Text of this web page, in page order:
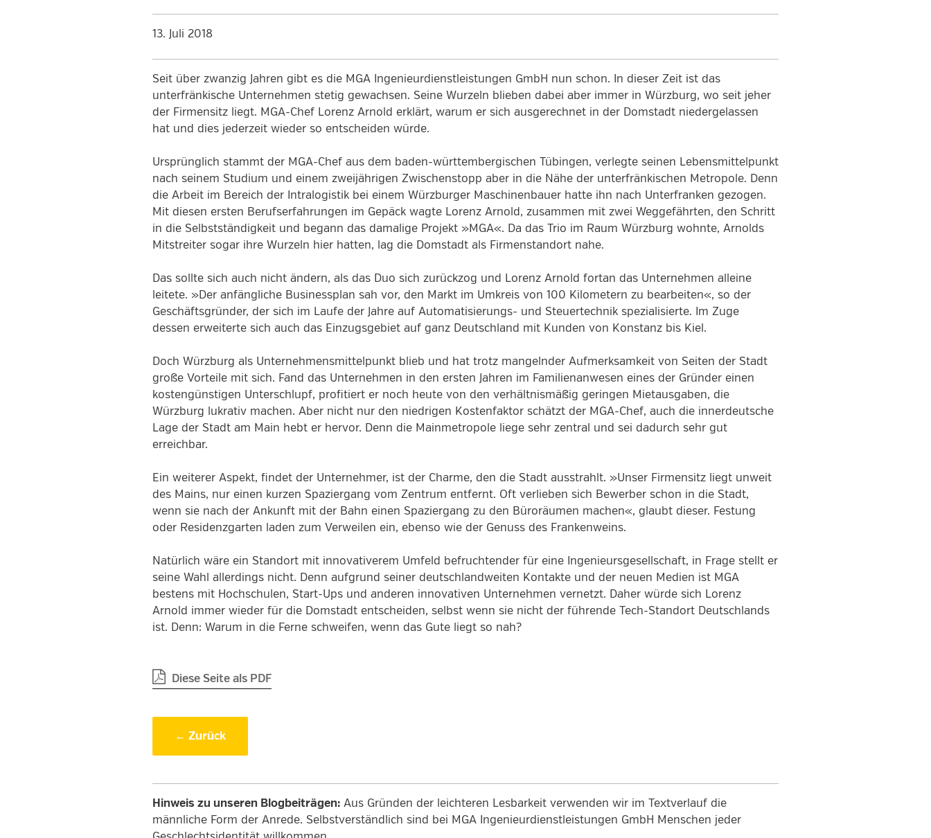
13. Juli 2018
Seit über zwanzig Jahren gibt es die MGA Ingenieurdienstleistungen GmbH nun schon. In dieser Zeit ist das
unterfränkische Unternehmen stetig gewachsen. Seine Wurzeln blieben dabei aber immer in Würzburg, wo seit jeher
der Firmensitz liegt. MGA-Chef Lorenz Arnold erklärt, warum er sich ausgerechnet in der Domstadt niedergelassen
hat und dies jederzeit wieder so entscheiden würde.
Ursprünglich stammt der MGA-Chef aus dem baden-württembergischen Tübingen, verlegte seinen Lebensmittelpunkt
nach seinem Studium und einem zweijährigen Zwischenstopp aber in die Nähe der unterfränkischen Metropole. Denn
die Arbeit im Bereich der Intralogistik bei einem Würzburger Maschinenbauer hatte ihn nach Unterfranken gezogen.
Mit diesen ersten Berufserfahrungen im Gepäck wagte Lorenz Arnold, zusammen mit zwei Weggefährten, den Schritt
in die Selbstständigkeit und begann das damalige Projekt »MGA«. Da das Trio im Raum Würzburg wohnte, Arnolds
Mitstreiter sogar ihre Wurzeln hier hatten, lag die Domstadt als Firmenstandort nahe.
Das sollte sich auch nicht ändern, als das Duo sich zurückzog und Lorenz Arnold fortan das Unternehmen alleine
leitete. »Der anfängliche Businessplan sah vor, den Markt im Umkreis von 100 Kilometern zu bearbeiten«, so der
Geschäftsgründer, der sich im Laufe der Jahre auf Automatisierungs- und Steuertechnik spezialisierte. Im Zuge
dessen erweiterte sich auch das Einzugsgebiet auf ganz Deutschland mit Kunden von Konstanz bis Kiel.
Doch Würzburg als Unternehmensmittelpunkt blieb und hat trotz mangelnder Aufmerksamkeit von Seiten der Stadt
große Vorteile mit sich. Fand das Unternehmen in den ersten Jahren im Familienanwesen eines der Gründer einen
kostengünstigen Unterschlupf, profitiert er noch heute von den verhältnismäßig geringen Mietausgaben, die
Würzburg lukrativ machen. Aber nicht nur den niedrigen Kostenfaktor schätzt der MGA-Chef, auch die innerdeutsche
Lage der Stadt am Main hebt er hervor. Denn die Mainmetropole liege sehr zentral und sei dadurch sehr gut
erreichbar.
Ein weiterer Aspekt, findet der Unternehmer, ist der Charme, den die Stadt ausstrahlt. »Unser Firmensitz liegt unweit
des Mains, nur einen kurzen Spaziergang vom Zentrum entfernt. Oft verlieben sich Bewerber schon in die Stadt,
wenn sie nach der Ankunft mit der Bahn einen Spaziergang zu den Büroräumen machen«, glaubt dieser. Festung
oder Residenzgarten laden zum Verweilen ein, ebenso wie der Genuss des Frankenweins.
Natürlich wäre ein Standort mit innovativerem Umfeld befruchtender für eine Ingenieursgesellschaft, in Frage stellt er
seine Wahl allerdings nicht. Denn aufgrund seiner deutschlandweiten Kontakte und der neuen Medien ist MGA
bestens mit Hochschulen, Start-Ups und anderen innovativen Unternehmen vernetzt. Daher würde sich Lorenz
Arnold immer wieder für die Domstadt entscheiden, selbst wenn sie nicht der führende Tech-Standort Deutschlands
ist. Denn: Warum in die Ferne schweifen, wenn das Gute liegt so nah?
Diese Seite als PDF
← Zurück
Hinweis zu unseren Blogbeiträgen: Aus Gründen der leichteren Lesbarkeit verwenden wir im Textverlauf die
männliche Form der Anrede. Selbstverständlich sind bei MGA Ingenieurdienstleistungen GmbH Menschen jeder